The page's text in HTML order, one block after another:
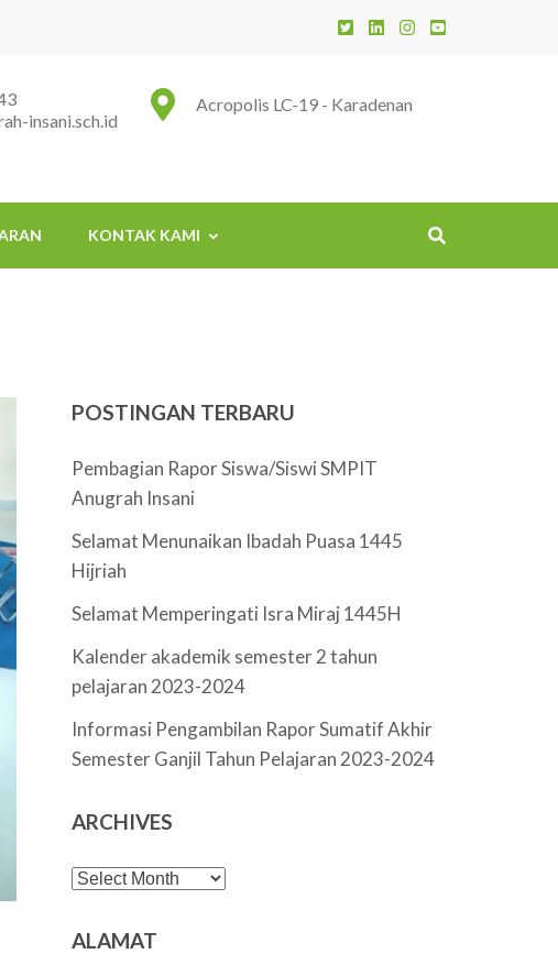
Insani Acropolis LC-19 - Karadenan
insani.sch.id
KONTAK KAMI
POSTINGAN TERBARU
Pembagian Rapor Siswa/Siswi SMPIT
Anugrah Insani
Selamat Menunaikan Ibadah Puasa 1445
Hijriah
Selamat Memperingati Isra Miraj 1445H
Kalender akademik semester 2 tahun
pelajaran 2023-2024
Informasi Pengambilan Rapor Sumatif Akhir
Semester Ganjil Tahun Pelajaran 2023-2024
ARCHIVES
Archives
ALAMAT